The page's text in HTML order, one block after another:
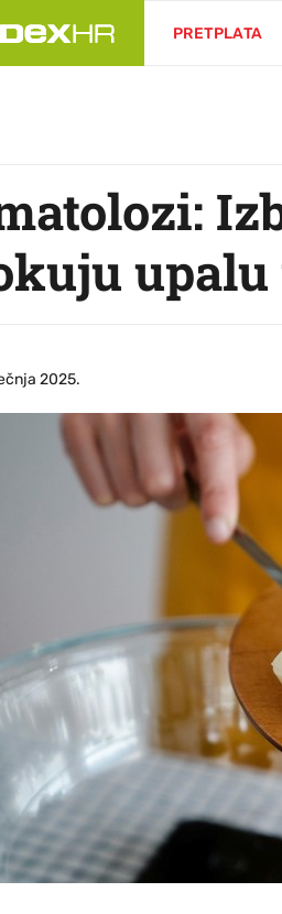
PRETPLATA
2025.